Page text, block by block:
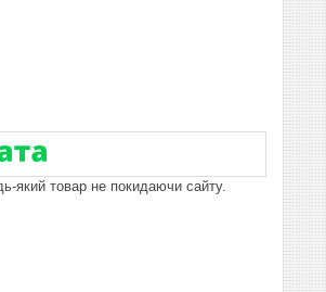
який товар не покидаючи сайту.